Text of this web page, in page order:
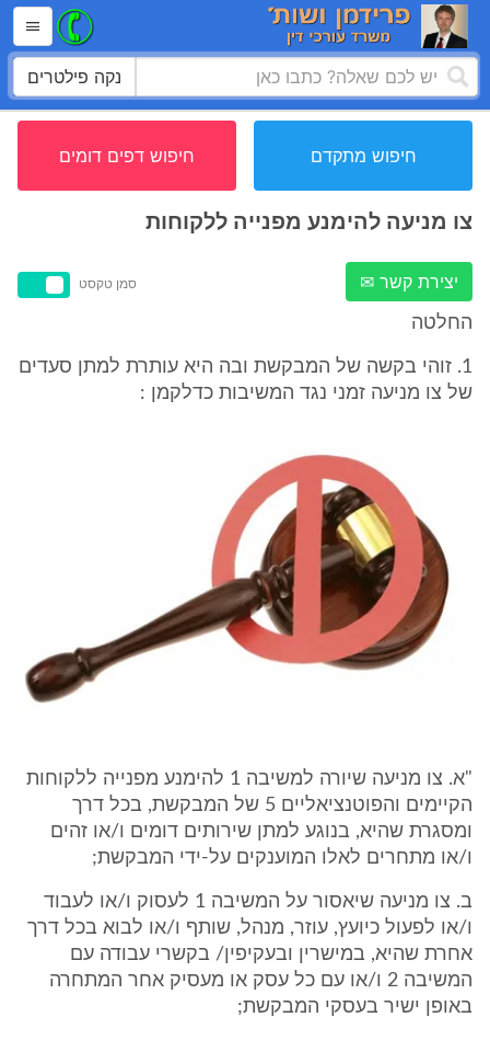
נקה פילטרים
חיפוש מתקדם חיפוש דפים דומים
צו מניעה להימנע מפנייה ללקוחות
יצירת קשר ✉ סמן טקסט
החלטה
1. זוהי בקשה של המבקשת ובה היא עותרת למתן סעדים
של צו מניעה זמני נגד המשיבות כדלקמן :
"א. צו מניעה שיורה למשיבה 1 להימנע מפנייה ללקוחות
הקיימים והפוטנציאליים 5 של המבקשת, בכל דרך
ומסגרת שהיא, בנוגע למתן שירותים דומים ו/או זהים
ו/או מתחרים לאלו המוענקים על-ידי המבקשת;
ב. צו מניעה שיאסור על המשיבה 1 לעסוק ו/או לעבוד
ו/או לפעול כיועץ, עוזר, מנהל, שותף ו/או לבוא בכל דרך
אחרת שהיא, במישרין ובעקיפין/ בקשרי עבודה עם
המשיבה 2 ו/או עם כל עסק או מעסיק אחר המתחרה
באופן ישיר בעסקי המבקשת;